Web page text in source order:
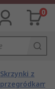
0
Skrzynki z
przegródkami